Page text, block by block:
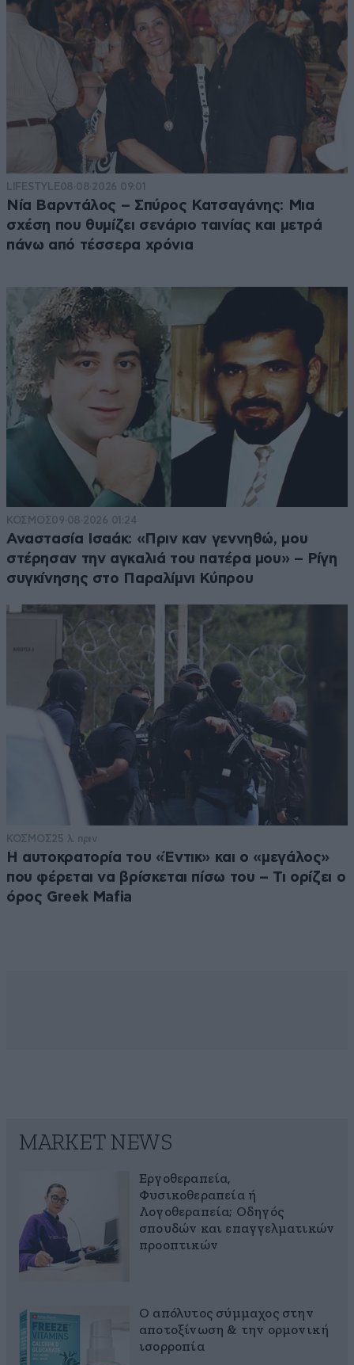
LIFESTYLE08·08·2026 09:01
Νία Βαρντάλος – Σπύρος Κατσαγάνης: Μια
σχέση που θυμίζει σενάριο ταινίας και μετρά
πάνω από τέσσερα χρόνια
ΚΟΣΜΟΣ09·08·2026 01:24
Αναστασία Ισαάκ: «Πριν καν γεννηθώ, μου
στέρησαν την αγκαλιά του πατέρα μου» – Ρίγη
συγκίνησης στο Παραλίμνι Κύπρου
ΚΟΣΜΟΣ25 λ. πριν
Η αυτοκρατορία του «Έντικ» και ο «μεγάλος»
που φέρεται να βρίσκεται πίσω του – Τι ορίζει ο
όρος Greek Mafia
MARKET NEWS
Εργοθεραπεία,
Φυσικοθεραπεία ή
Λογοθεραπεία; Οδηγός
σπουδών και επαγγελματικών
προοπτικών
Ο απόλυτος σύμμαχος στην
αποτοξίνωση & την ορμονική
ισορροπία